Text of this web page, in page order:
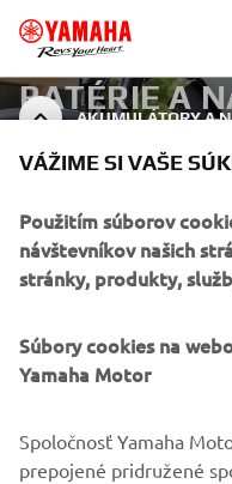
AKUMULÁTORY A
BATÉRIE A
FIREMNÉ STRÁNKY
VIAC YAMAHA
PODPORA
VÁŽIME SI VAŠE
Použitím súborov
návštevníkov našich
stránky, produkty,
Súbory cookies na
Yamaha Motor
Spoločnosť Yamaha
prepojené pridružené